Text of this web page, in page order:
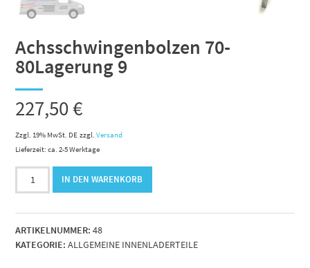
Achsschwingenbolzen 70-
80Lagerung 9
227,50€
Zzgl. 19% MwSt. DE zzgl.Versand
Lieferzeit: ca. 2-5 Werktage
Achsschwingenbolzen
9
Menge
IN DEN WARENKORB
ARTIKELNUMMER: 48
KATEGORIE: ALLGEMEINE INNENLADERTEILE